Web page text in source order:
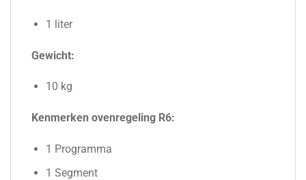
1 liter
Gewicht:
10 kg
Kenmerken ovenregeling R6:
1 Programma
1 Segment